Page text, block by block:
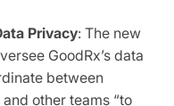
Privacy: The new
GoodRx’s data
between
other teams “to